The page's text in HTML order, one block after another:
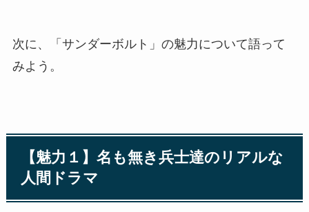
次に、「サンダーボルト」の魅力について語って
みよう。
【魅力１】名も無き兵士達のリアルな
人間ドラマ